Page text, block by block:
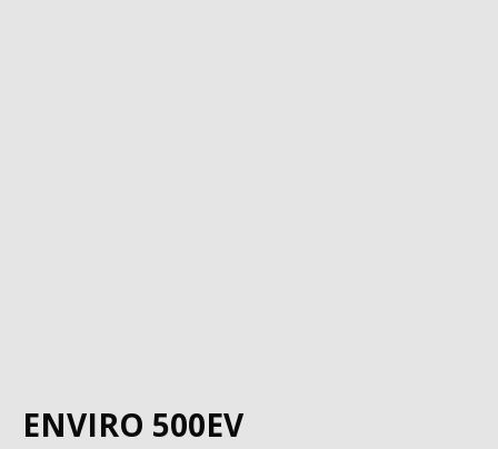
ENVIRO 500EV